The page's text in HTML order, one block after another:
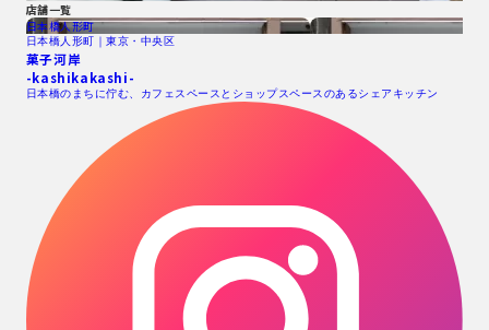
店舗一覧
日本橋人形町
日本橋人形町｜東京・中央区
菓子河岸
-kashikakashi-
日本橋のまちに佇む、カフェスペースとショップスペースのあるシェアキッチン